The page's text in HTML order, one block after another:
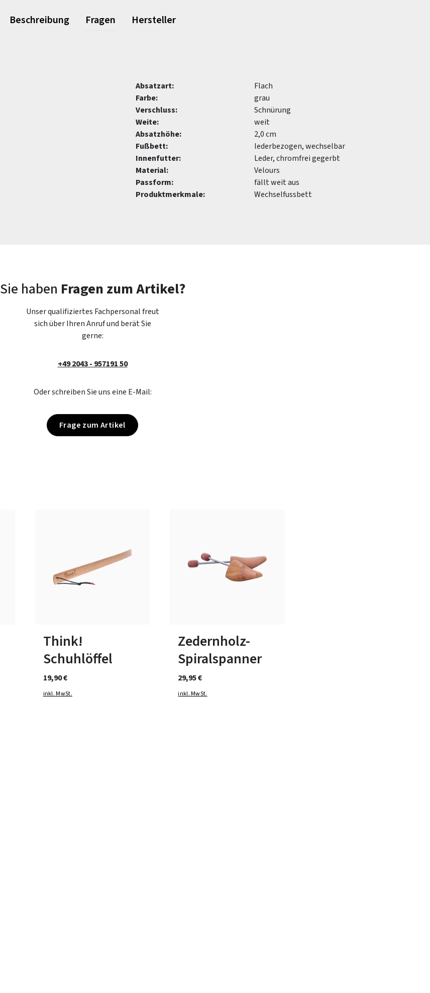
Beschreibung Fragen Hersteller
Absatzart:
Flach
Farbe:
grau
Verschluss:
Schnürung
Weite:
weit
Absatzhöhe:
2,0 cm
Fußbett:
lederbezogen, wechselbar
Innenfutter:
Leder, chromfrei gegerbt
Material:
Velours
Passform:
fällt weit aus
Produktmerkmale:
Wechselfussbett
Sie haben Fragen zum Artikel?
Unser qualifiziertes Fachpersonal freut
sich über Ihren Anruf und berät Sie
gerne:
+49 2043 - 957191 50
Oder schreiben Sie uns eine E-Mail:
Frage zum Artikel
Think!
Schuhlöffel
19,90 €
inkl. MwSt.
Zedernholz-
Spiralspanner
29,95 €
inkl. MwSt.